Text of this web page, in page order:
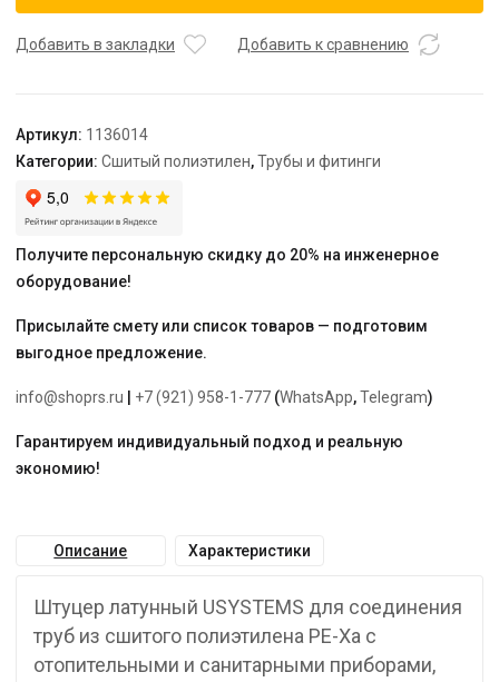
внутренней
труб
PE-
Xa
16-
ВР,
тип
Добавить в закладки Добавить к сравнению
Артикул: 1136014
Категории: Сшитый полиэтилен,Трубы и фитинги
Получите персональную скидку до 20% на инженерное
оборудование!
Присылайте смету или список товаров — подготовим
выгодное предложение.
info@shoprs.ru +7 (921) 958-1-777 (WhatsApp,Telegram)
Гарантируем индивидуальный подход и реальную
экономию!
Описание Характеристики
Штуцер латунный USYSTEMS для соединения
труб из сшитого полиэтилена PE-Xa с
отопительными и санитарными приборами,